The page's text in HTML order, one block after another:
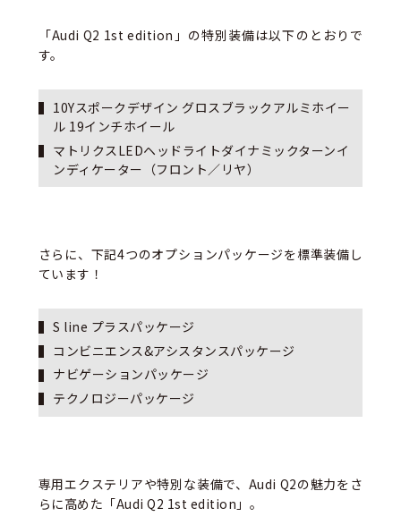
「Audi Q2 1st edition」の特別装備は以下のとおりで
す。
10Yスポークデザイン グロスブラックアルミホイー
ル 19インチホイール
マトリクスLEDヘッドライトダイナミックターンイ
ンディケーター（フロント／リヤ）
さらに、下記4つのオプションパッケージを標準装備し
ています！
S line プラスパッケージ
コンビニエンス&アシスタンスパッケージ
ナビゲーションパッケージ
テクノロジーパッケージ
専用エクステリアや特別な装備で、Audi Q2の魅力をさ
らに高めた「Audi Q2 1st edition」。